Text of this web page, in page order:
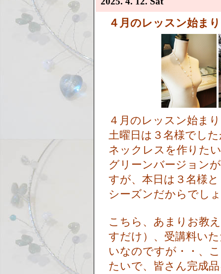
４月のレッスン始ま
４月のレッスン始ま
土曜日は３名様でし
ネックレスを作りた
グリーンバージョン
すが、本日は３名様
シーズンだからでし
こちら、あまりお教
すだけ）、受講料い
いなのですが・・、
たいで、皆さん完成